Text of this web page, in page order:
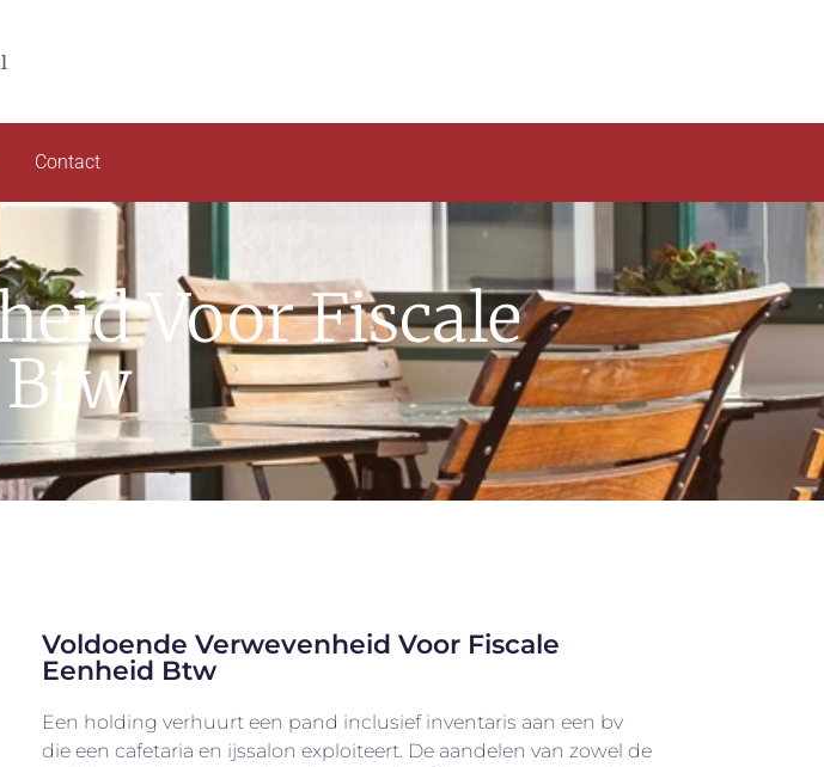
Contact
Voor Fiscale
Voldoende Verwevenheid Voor Fiscale
Eenheid Btw
Een holding verhuurt een pand inclusief inventaris aan een bv
die een cafetaria en ijssalon exploiteert. De aandelen van zowel de